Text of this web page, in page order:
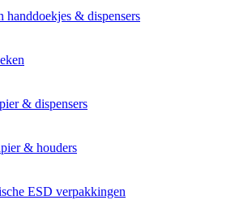
handdoekjes & dispensers
& dispensers
& houders
ESD verpakkingen